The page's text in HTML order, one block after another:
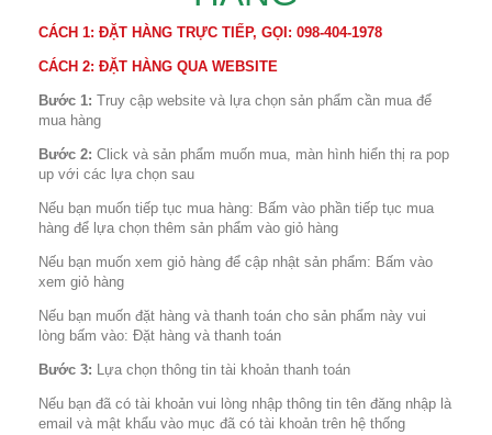
CÁCH 1: ĐẶT HÀNG TRỰC TIẾP, GỌI: 098-404-1978
CÁCH 2: ĐẶT HÀNG QUA WEBSITE
Bước 1: Truy cập website và lựa chọn sản phẩm cần mua để
mua hàng
Bước 2: Click và sản phẩm muốn mua, màn hình hiển thị ra pop
up với các lựa chọn sau
Nếu bạn muốn tiếp tục mua hàng: Bấm vào phần tiếp tục mua
hàng để lựa chọn thêm sản phẩm vào giỏ hàng
Nếu bạn muốn xem giỏ hàng để cập nhật sản phẩm: Bấm vào
xem giỏ hàng
Nếu bạn muốn đặt hàng và thanh toán cho sản phẩm này vui
lòng bấm vào: Đặt hàng và thanh toán
Bước 3: Lựa chọn thông tin tài khoản thanh toán
Nếu bạn đã có tài khoản vui lòng nhập thông tin tên đăng nhập là
email và mật khẩu vào mục đã có tài khoản trên hệ thống